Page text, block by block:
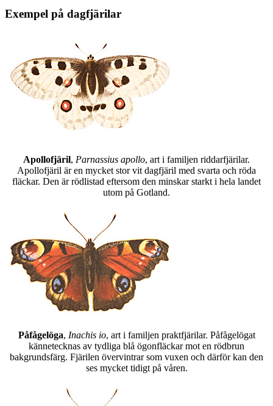
Exempel på dagfjärilar
Apollofjäril, Parnassius apollo, art i familjen riddarfjärilar.
Apollofjäril är en mycket stor vit dagfjäril med svarta och röda
fläckar. Den är rödlistad eftersom den minskar starkt i hela landet
utom på Gotland.
Påfågelöga, Inachis io, art i familjen praktfjärilar. Påfågelögat
kännetecknas av tydliga blå ögonfläckar mot en rödbrun
bakgrundsfärg. Fjärilen övervintrar som vuxen och därför kan den
ses mycket tidigt på våren.